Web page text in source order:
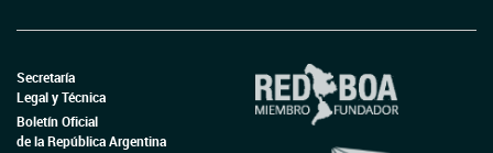
Secretaría
Legal y Técnica
Boletín Oficial
de la República Argentina